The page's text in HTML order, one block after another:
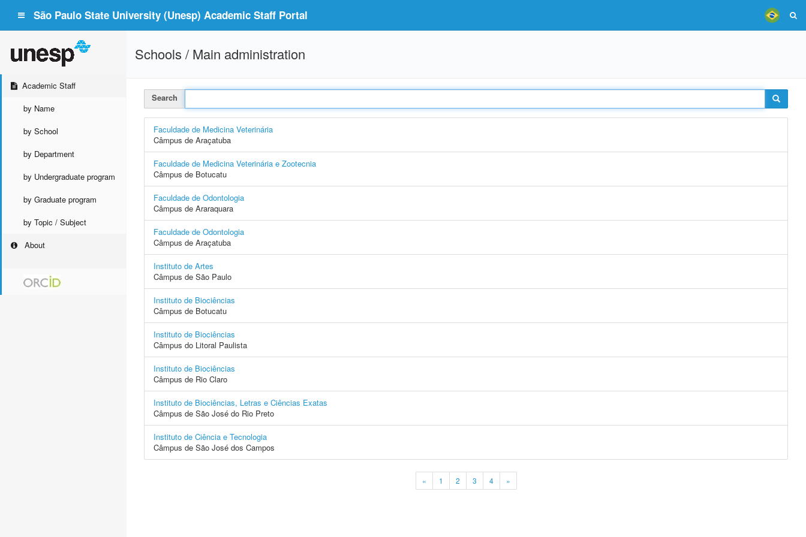
São Paulo State University (Unesp) Academic Staff Portal
Academic Staff
by Name
by School
by Department
by Undergraduate program
by Graduate program
by Topic / Subject
About
Schools / Main administration
Search
Faculdade de Medicina Veterinária
Câmpus de Araçatuba
Faculdade de Medicina Veterinária e Zootecnia
Câmpus de Botucatu
Faculdade de Odontologia
Câmpus de Araraquara
Faculdade de Odontologia
Câmpus de Araçatuba
Instituto de Artes
Câmpus de São Paulo
Instituto de Biociências
Câmpus de Botucatu
Instituto de Biociências
Câmpus do Litoral Paulista
Instituto de Biociências
Câmpus de Rio Claro
Instituto de Biociências, Letras e Ciências Exatas
Câmpus de São José do Rio Preto
Instituto de Ciência e Tecnologia
Câmpus de São José dos Campos
« 1 2 3 4 »